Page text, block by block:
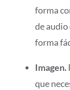
forma
de
forma
Imagen.
que